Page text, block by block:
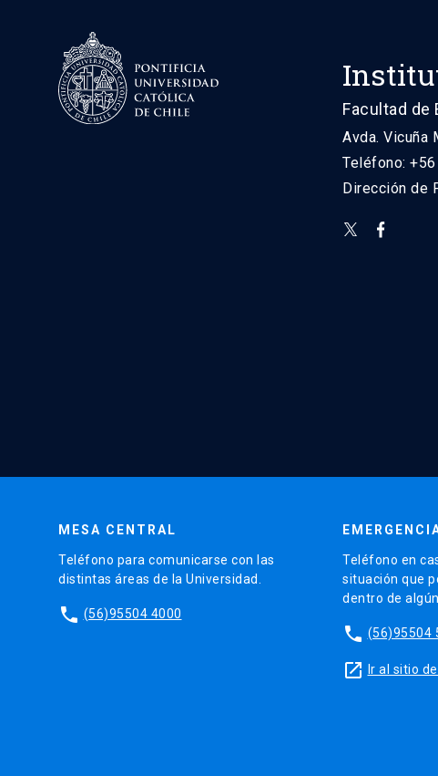
Facultad de
Avda. Vicuña
Teléfono:
Dirección de
MESA CENTRAL
Teléfono para comunicarse con las
distintas áreas de la Universidad.
phone (56)95504 4000
Teléfono en
situación que
dentro de
phone (56)95504
launch Ir al sitio